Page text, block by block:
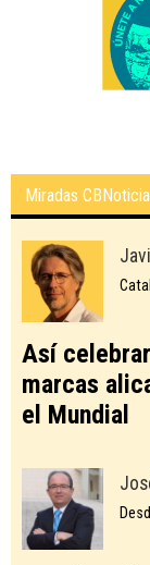
Miradas
Así
marcas
el Mundial